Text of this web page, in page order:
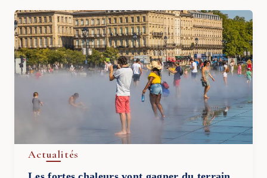
Actualités